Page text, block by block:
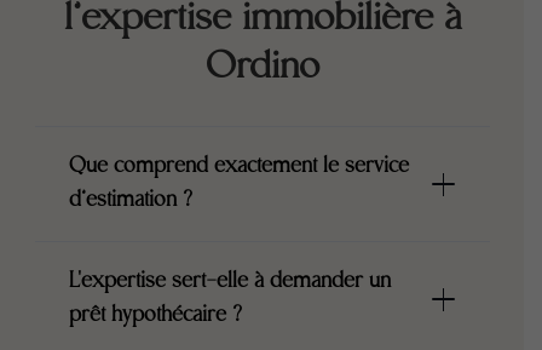
l’expertise immobilière à
Ordino
Que comprend exactement le service
d’estimation ?
L'expertise sert-elle à demander un
prêt hypothécaire ?